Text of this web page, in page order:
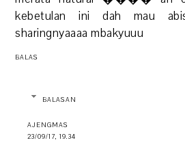
kebetulan ini dah mau
sharingnyaaaa mbakyuuu
BALAS
BALASAN
AJENGMAS
23/09/17, 19.34